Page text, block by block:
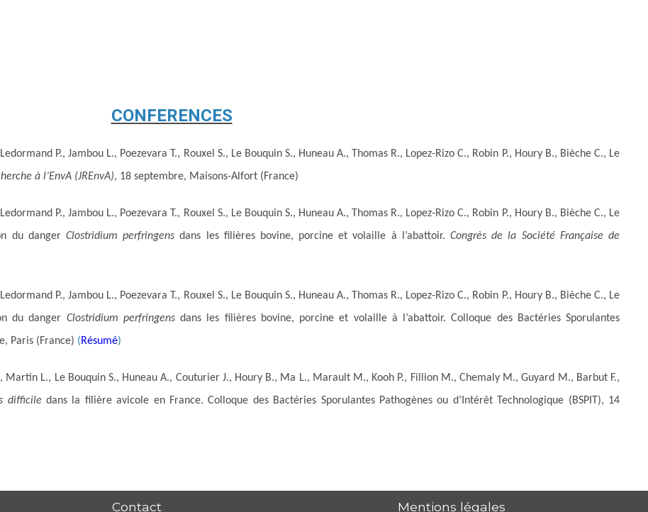
CONFERENCES
P., Jambou L., Poezevara T., Rouxel S., Le Bouquin S., Huneau A., Thomas R., Lopez-Rizo C., Robin P., Houry B., Bièche C., Le
à l’EnvA (JREnvA), 18 septembre, Maisons-Alfort (France)
P., Jambou L., Poezevara T., Rouxel S., Le Bouquin S., Huneau A., Thomas R., Lopez-Rizo C., Robin P., Houry B., Bièche C., Le
du danger Clostridium perfringens dans les filières bovine, porcine et volaille à l’abattoir.Congrès de la Société Française de
P., Jambou L., Poezevara T., Rouxel S., Le Bouquin S., Huneau A., Thomas R., Lopez-Rizo C., Robin P., Houry B., Bièche C., Le
du danger Clostridium perfringensdans les filières bovine, porcine et volaille à l’abattoir. Colloque des Bactéries Sporulantes
Paris (France) (Résumé)
Martin L., Le Bouquin S., Huneau A., Couturier J., Houry B., Ma L., Marault M., Kooh P., Fillion M., Chemaly M., Guyard M., Barbut F.,
difficile dans la filière avicole en France. Colloque des Bactéries Sporulantes Pathogènes ou d’Intérêt Technologique (BSPIT), 14
Contact Mentions légales